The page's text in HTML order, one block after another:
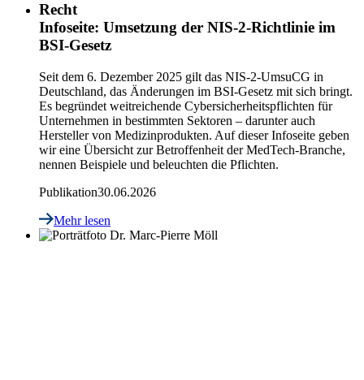
Recht
Infoseite: Umsetzung der NIS-2-Richtlinie im
BSI-Gesetz
Seit dem 6. Dezember 2025 gilt das NIS-2-UmsuCG in
Deutschland, das Änderungen im BSI-Gesetz mit sich bringt.
Es begründet weitreichende Cybersicherheitspflichten für
Unternehmen in bestimmten Sektoren – darunter auch
Hersteller von Medizinprodukten. Auf dieser Infoseite geben
wir eine Übersicht zur Betroffenheit der MedTech-Branche,
nennen Beispiele und beleuchten die Pflichten.
Publikation30.06.2026
Mehr lesen